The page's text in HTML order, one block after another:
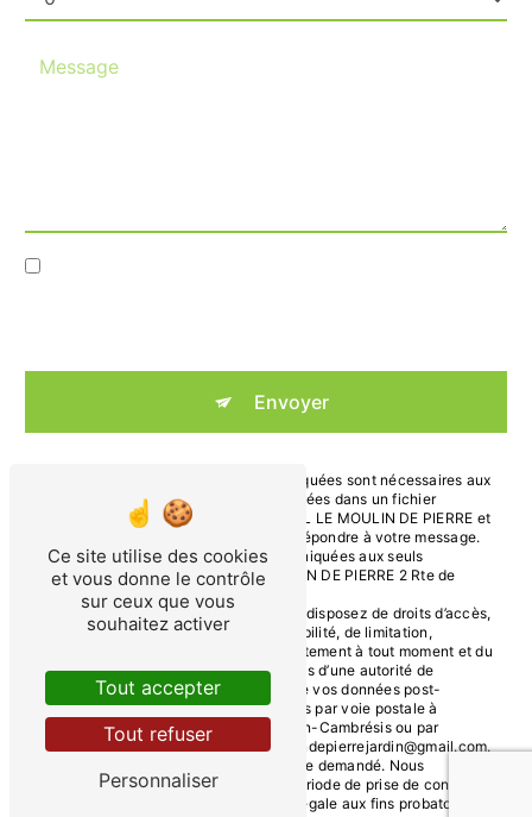
Envoyer
** Les données personnelles communiquées sont nécessaires aux
fins de vous contacter et sont enregistrées dans un fichier
informatisé. Elles sont destinées à EURL LE MOULIN DE PIERRE et
ses sous-traitants dans le seul but de répondre à votre message.
Les données collectées seront communiquées aux seuls
destinataires suivants: EURL LE MOULIN DE PIERRE 2 Rte de
Clary 59191 Ligny-en-Cambrésis
moulindepierrejardin@gmail.com. Vous disposez de droits d’accès,
de rectification, d’effacement, de portabilité, de limitation,
d’opposition, de retrait de votre consentement à tout moment et du
droit d’introduire une réclamation auprès d’une autorité de
contrôle, ainsi que d’organiser le sort de vos données post-
mortem. Vous pouvez exercer ces droits par voie postale à
l'adresse 2 Rte de Clary 59191 Ligny-en-Cambrésis ou par
courrier électronique à l'adresse moulindepierrejardin@gmail.com.
Un justificatif d'identité pourra vous être demandé. Nous
conservons vos données pendant la période de prise de contact
puis pendant la durée de prescription légale aux fins probatoires et
Ce site utilise des cookies
et vous donne le contrôle
sur ceux que vous
souhaitez activer
Tout accepter
Tout refuser
Personnaliser